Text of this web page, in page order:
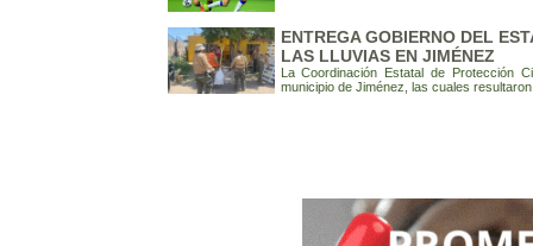
ENTREGA GOBIERNO DEL
LAS LLUVIAS EN JIMÉNEZ
La Coordinación Estatal de Protección
municipio de Jiménez, las cuales